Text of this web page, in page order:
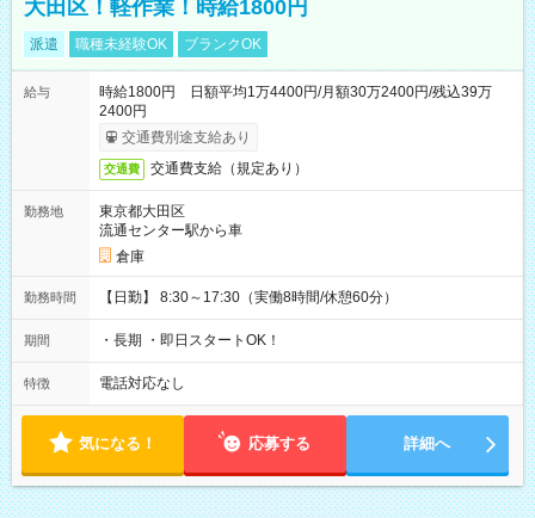
大田区！軽作業！時給1800円
派遣 職種未経験OK ブランクOK
給与
時給1800円 日額平均1万4400円/月額30万2400円/残込39万
2400円
交通費別途支給あり
交通費 交通費支給（規定あり）
勤務地
東京都大田区
流通センター駅から車
倉庫
勤務時間 【日勤】 8:30～17:30（実働8時間/休憩60分）
期間 ・長期 ・即日スタートOK！
特徴 電話対応なし
気になる！ 応募する 詳細へ